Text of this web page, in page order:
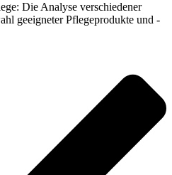
Die Analyse verschiedener
geeigneter Pflegeprodukte und -